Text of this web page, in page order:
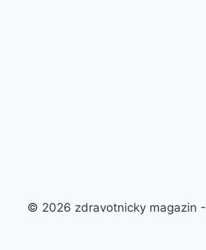
© 2026 zdravotnicky magazin -